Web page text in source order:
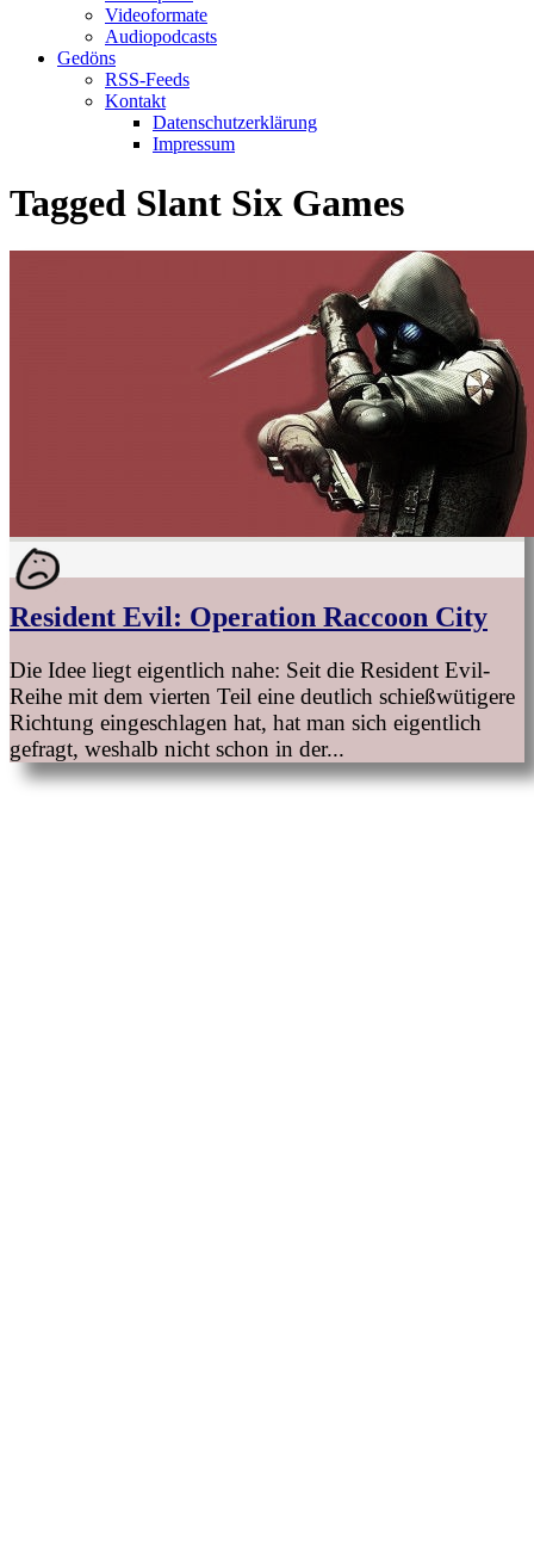
Videoformate
Audiopodcasts
Gedöns
RSS-Feeds
Kontakt
Datenschutzerklärung
Impressum
Tagged Slant Six Games
Resident Evil: Operation Raccoon City
Die Idee liegt eigentlich nahe: Seit die Resident Evil-
Reihe mit dem vierten Teil eine deutlich schießwütigere
Richtung eingeschlagen hat, hat man sich eigentlich
gefragt, weshalb nicht schon in der...